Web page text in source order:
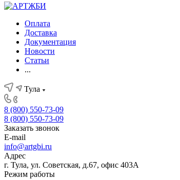
Оплата
Доставка
Документация
Новости
Статьи
...
Тула
8 (800) 550-73-09
8 (800) 550-73-09
Заказать звонок
E-mail
info@artgbi.ru
Адрес
г. Тула, ул. Советская, д.67, офис 403А
Режим работы